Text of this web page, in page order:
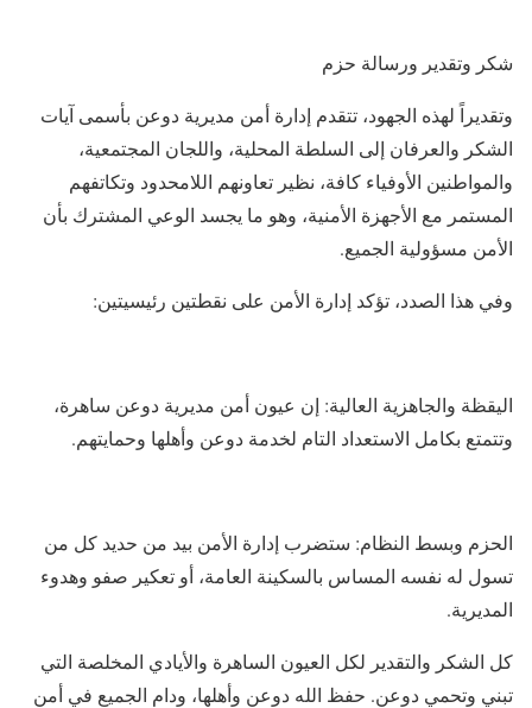
​شكر وتقدير ورسالة حزم
​وتقديراً لهذه الجهود، تتقدم إدارة أمن مديرية دوعن بأسمى آيات
الشكر والعرفان إلى السلطة المحلية، واللجان المجتمعية،
والمواطنين الأوفياء كافة، نظير تعاونهم اللامحدود وتكاتفهم
المستمر مع الأجهزة الأمنية، وهو ما يجسد الوعي المشترك بأن
الأمن مسؤولية الجميع.
​وفي هذا الصدد، تؤكد إدارة الأمن على نقطتين رئيسيتين:
​اليقظة والجاهزية العالية: إن عيون أمن مديرية دوعن ساهرة،
وتتمتع بكامل الاستعداد التام لخدمة دوعن وأهلها وحمايتهم.
​الحزم وبسط النظام: ستضرب إدارة الأمن بيد من حديد كل من
تسول له نفسه المساس بالسكينة العامة، أو تعكير صفو وهدوء
المديرية.
​كل الشكر والتقدير لكل العيون الساهرة والأيادي المخلصة التي
تبني وتحمي دوعن. حفظ الله دوعن وأهلها، ودام الجميع في أمن